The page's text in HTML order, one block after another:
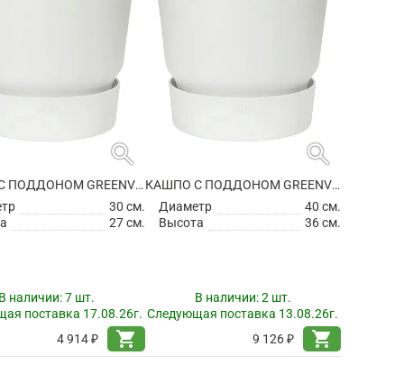
search
КАШПО С ПОДДОНОМ GREENVILLE ROUND WHITE
30 см.
27 см.
наличии:7 шт.
поставка 17.08.26г.
4 914 ₽
shopping_cart
search
КАШПО С ПОДДОНОМ GREENVILLE ROUND WHITE
Диаметр
40 см.
Высота
36 см.
В наличии:2 шт.
Следующая поставка 13.08.26г.
9 126 ₽
shopping_cart